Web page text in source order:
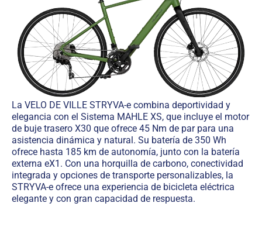
La VELO DE VILLE STRYVA-e combina deportividad y
elegancia con el Sistema MAHLE XS, que incluye el motor
de buje trasero X30 que ofrece 45 Nm de par para una
asistencia dinámica y natural. Su batería de 350 Wh
ofrece hasta 185 km de autonomía, junto con la batería
externa eX1. Con una horquilla de carbono, conectividad
integrada y opciones de transporte personalizables, la
STRYVA-e ofrece una experiencia de bicicleta eléctrica
elegante y con gran capacidad de respuesta.